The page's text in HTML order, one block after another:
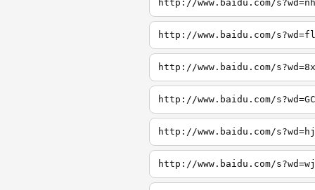
http://www.baidu.com/
http://www.baidu.com/
http://www.baidu.com/
http://www.baidu.com/
http://www.baidu.com/
http://www.baidu.com/